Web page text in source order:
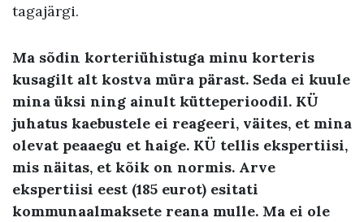
tagajärgi.
Ma sõdin korteriühistuga minu korteris
kusagilt alt kostva müra pärast. Seda ei kuule
mina üksi ning ainult kütteperioodil. KÜ
juhatus kaebustele ei reageeri, väites, et mina
olevat peaaegu et haige. KÜ tellis ekspertiisi,
mis näitas, et kõik on normis. Arve
ekspertiisi eest (185 eurot) esitati
kommunaalmaksete reana mulle. Ma ei ole